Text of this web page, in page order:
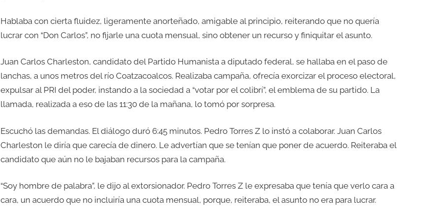
Hablaba con cierta fluidez, ligeramente anorteñado, amigable al principio, reiterando que no quería
lucrar con “Don Carlos”, no fijarle una cuota mensual, sino obtener un recurso y finiquitar el asunto.
Juan Carlos Charleston, candidato del Partido Humanista a diputado federal, se hallaba en el paso de
lanchas, a unos metros del río Coatzacoalcos. Realizaba campaña, ofrecía exorcizar el proceso electoral,
expulsar al PRI del poder, instando a la sociedad a “votar por el colibrí”, el emblema de su partido. La
llamada, realizada a eso de las 11:30 de la mañana, lo tomó por sorpresa.
Escuchó las demandas. El diálogo duró 6:45 minutos. Pedro Torres Z lo instó a colaborar. Juan Carlos
Charleston le diría que carecía de dinero. Le advertían que se tenían que poner de acuerdo. Reiteraba el
candidato que aún no le bajaban recursos para la campaña.
“Soy hombre de palabra”, le dijo al extorsionador. Pedro Torres Z le expresaba que tenía que verlo cara a
cara, un acuerdo que no incluiría una cuota mensual, porque, reiteraba, el asunto no era para lucrar.